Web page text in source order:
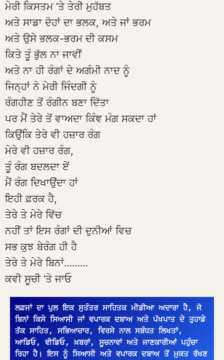
ਮੇਰੀ ਕਿਸਤਮ ‘ਤੇ ਤੇਰੀ ਮੁਹੱਬਤ
ਅਤੇ ਸਾਡਾ ਦੋਹਾਂ ਦਾ ਭਲਕ, ਅਤੇ ਜਾਂ ਭਰਮ
ਅਤੇ ਉਸੇ ਭਲਕ-ਭਰਮ ਦੀ ਕਸਮ
ਕਿਤੇ ਤੂੰ ਭੁੱਲ ਨਾ ਜਾਵੀਂ
ਅਤੇ ਨਾ ਹੀ ਰੰਗਾਂ ਦੇ ਅਗੰਮੀ ਨਾਦ ਨੂੰ
ਜਿਨ੍ਹਾਂ ਨੇ ਮੇਰੀ ਜਿੰਦਗੀ ਨੂੰ
ਰੰਗਹੀਣ ਤੋਂ ਰੰਗੀਨ ਬਣਾ ਦਿੱਤਾ
ਪਰ ਮੈਂ ਤੇਰੇ ਤੋਂ ਵਾਅਦਾ ਕਿੰਞ ਮੰਗ ਸਕਦਾ ਹਾਂ
ਕਿਉਂਕਿ ਤੇਰੇ ਵੀ ਹਜ਼ਾਰ ਰੰਗ
ਮੇਰੇ ਵੀ ਹਜ਼ਾਰ ਰੰਗ,
ਤੂੰ ਰੰਗ ਬਦਲਦਾ ਏਂ
ਮੈਂ ਰੰਗ ਦਿਖਾਉਂਦਾ ਹਾਂ
ਇਹੀ ਫ਼ਰਕ ਹੈ,
ਤੇਰੇ ਤੇ ਮੇਰੇ ਵਿੱਚ
ਨਹੀਂ ਤਾਂ ਇਸ ਰੰਗਾਂ ਦੀ ਦੁਨੀਆਂ ਵਿਚ
ਸਭ ਕੁਝ ਬੇਰੰਗ ਹੀ ਹੈ
ਤੇਰੇ ਤੇ ਮੇਰੇ ਬਿਨਾਂ………
ਕਵੀ ਸੂਚੀ ‘ਤੇ ਜਾਓ
ਲਫ਼ਜਾਂ ਦਾ ਪੁਲ ਇਕ ਸੁਤੰਤਰ ਸਾਹਿਤਕ ਮੀਡੀਆ ਅਦਾਰਾ ਹੈ, ਜੋ
ਬਿਨਾਂ ਕਿਸੇ ਸਿਆਸੀ ਜਾਂ ਵਪਾਰਕ ਦਬਾਅ ਅਤੇ ਪੱਖਪਾਤ ਦੇ ਤੁਹਾਡੇ
ਤੱਕ ਸਾਹਿਤ, ਸਭਿਆਚਾਰ, ਵਿਰਸੇ ਨਾਲ ਸਬੰਧਤ ਲਿਖਤਾਂ,
ਆਡਿਓ, ਵੀਡਿਓ, ਖ਼ਬਰਾਂ, ਸੂਚਨਾਵਾਂ ਅਤੇ ਜਾਣਕਾਰੀਆਂ ਪਹੁੰਚਾ
ਰਿਹਾ ਹੈ। ਇਸ ਨੂੰ ਸਿਆਸੀ ਅਤੇ ਵਪਾਰਕ ਦਬਾਅ ਤੋਂ ਮੁਕਤ ਰੱਖਣ